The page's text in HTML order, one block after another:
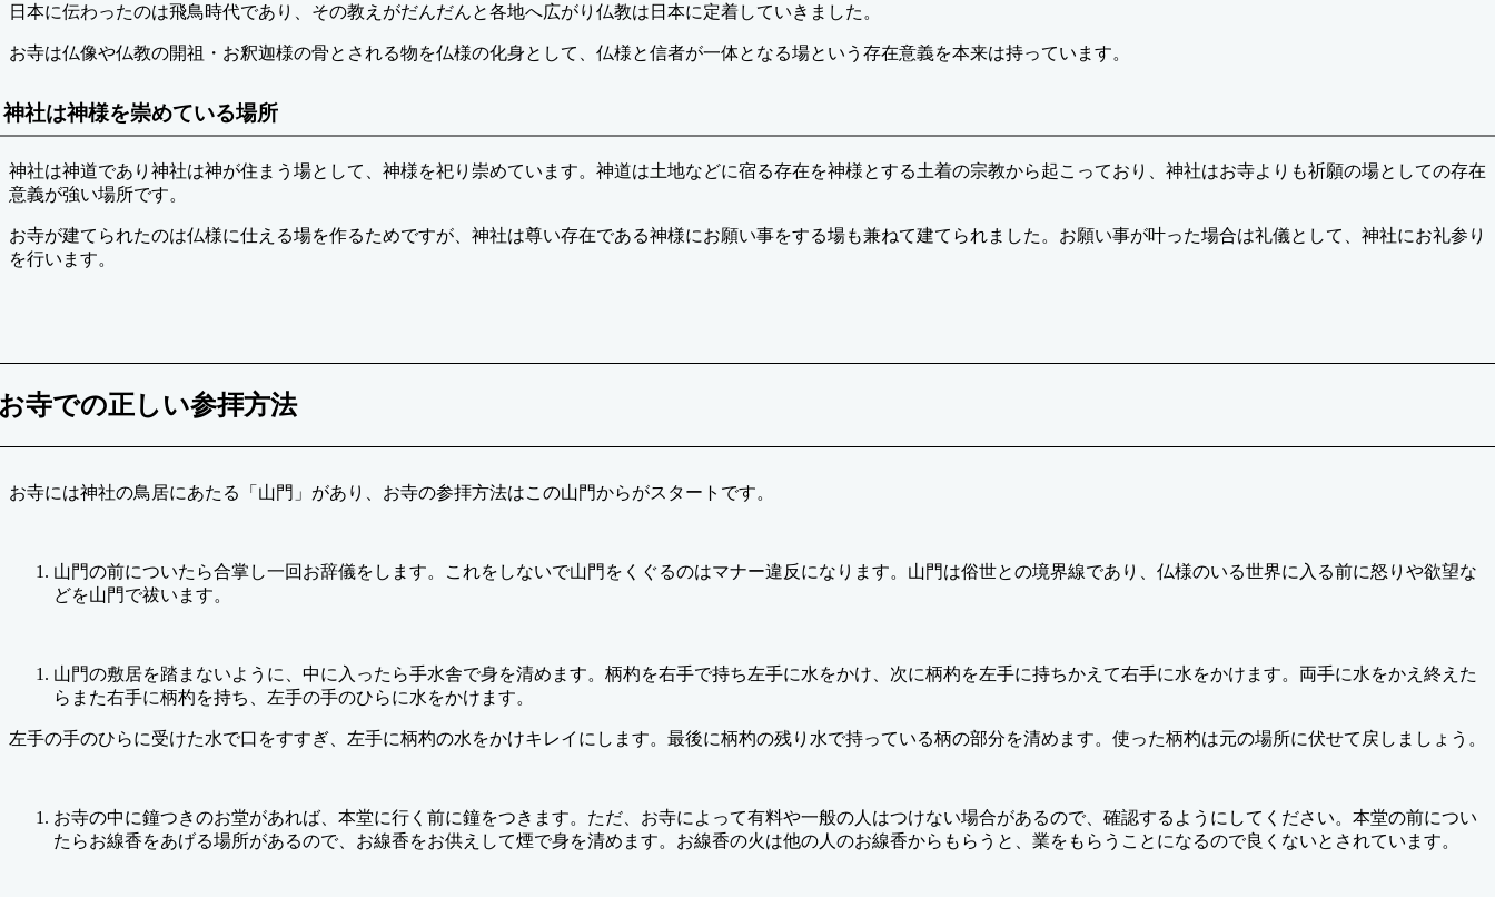
日本に伝わったのは飛鳥時代であり、その教えがだんだんと各地へ広がり仏教は日本に定着していきました。
お寺は仏像や仏教の開祖・お釈迦様の骨とされる物を仏様の化身として、仏様と信者が一体となる場という存在意義を本来は持っています。
神社は神様を崇めている場所
神社は神道であり神社は神が住まう場として、神様を祀り崇めています。神道は土地などに宿る存在を神様とする土着の宗教から起こっており、神社はお寺よりも祈願の場としての存在
意義が強い場所です。
お寺が建てられたのは仏様に仕える場を作るためですが、神社は尊い存在である神様にお願い事をする場も兼ねて建てられました。お願い事が叶った場合は礼儀として、神社にお礼参り
を行います。
寺での正しい参拝方法
お寺には神社の鳥居にあたる「山門」があり、お寺の参拝方法はこの山門からがスタートです。
山門の前についたら合掌し一回お辞儀をします。これをしないで山門をくぐるのはマナー違反になります。山門は俗世との境界線であり、仏様のいる世界に入る前に怒りや欲望な
どを山門で祓います。
山門の敷居を踏まないように、中に入ったら手水舎で身を清めます。柄杓を右手で持ち左手に水をかけ、次に柄杓を左手に持ちかえて右手に水をかけます。両手に水をかえ終えた
らまた右手に柄杓を持ち、左手の手のひらに水をかけます。
左手の手のひらに受けた水で口をすすぎ、左手に柄杓の水をかけキレイにします。最後に柄杓の残り水で持っている柄の部分を清めます。使った柄杓は元の場所に伏せて戻しましょう。
お寺の中に鐘つきのお堂があれば、本堂に行く前に鐘をつきます。ただ、お寺によって有料や一般の人はつけない場合があるので、確認するようにしてください。本堂の前につい
たらお線香をあげる場所があるので、お線香をお供えして煙で身を清めます。お線香の火は他の人のお線香からもらうと、業をもらうことになるので良くないとされています。